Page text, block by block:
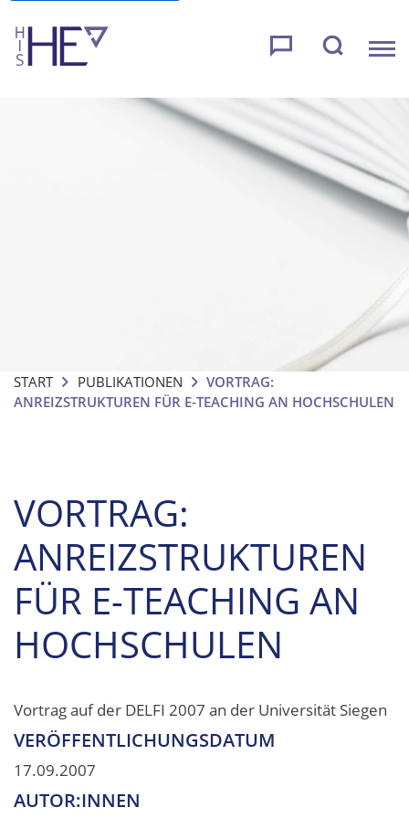
START PUBLIKATIONEN
VORTRAG:
ANREIZSTRUKTUREN FÜR E-TEACHING AN HOCHSCHULEN
VORTRAG:
ANREIZSTRUKTUREN
FÜR E-TEACHING AN
HOCHSCHULEN
Vortrag auf der DELFI 2007 an der Universität Siegen
VERÖFFENTLICHUNGSDATUM
17.09.2007
AUTOR:INNEN